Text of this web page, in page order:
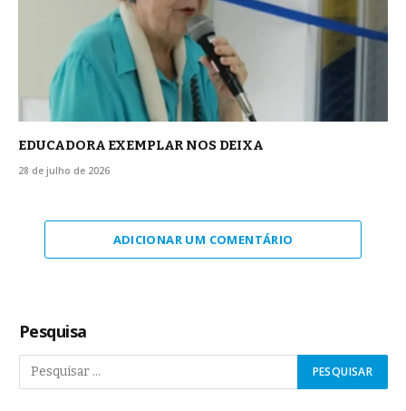
EDUCADORA EXEMPLAR NOS DEIXA
28 de julho de 2026
ADICIONAR UM COMENTÁRIO
Pesquisa